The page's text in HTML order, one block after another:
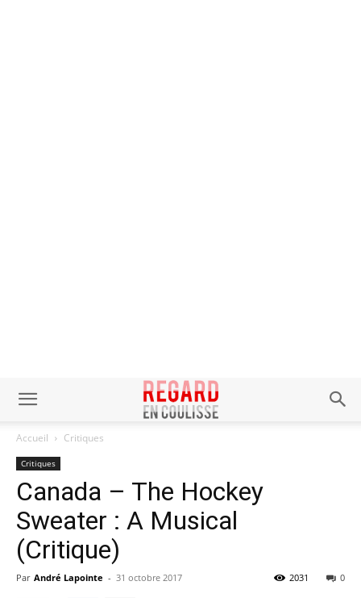
Accueil Critiques
Critiques
Canada – The Hockey
Sweater : A Musical
(Critique)
Par André Lapointe - 31 octobre 2017 0
2031